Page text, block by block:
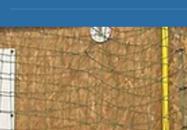
sezoně máme dva týmy mladších dorostenek.